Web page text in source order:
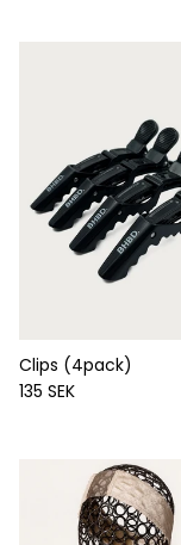
Clips (4pack)
Ordinarie pris
135 SEK